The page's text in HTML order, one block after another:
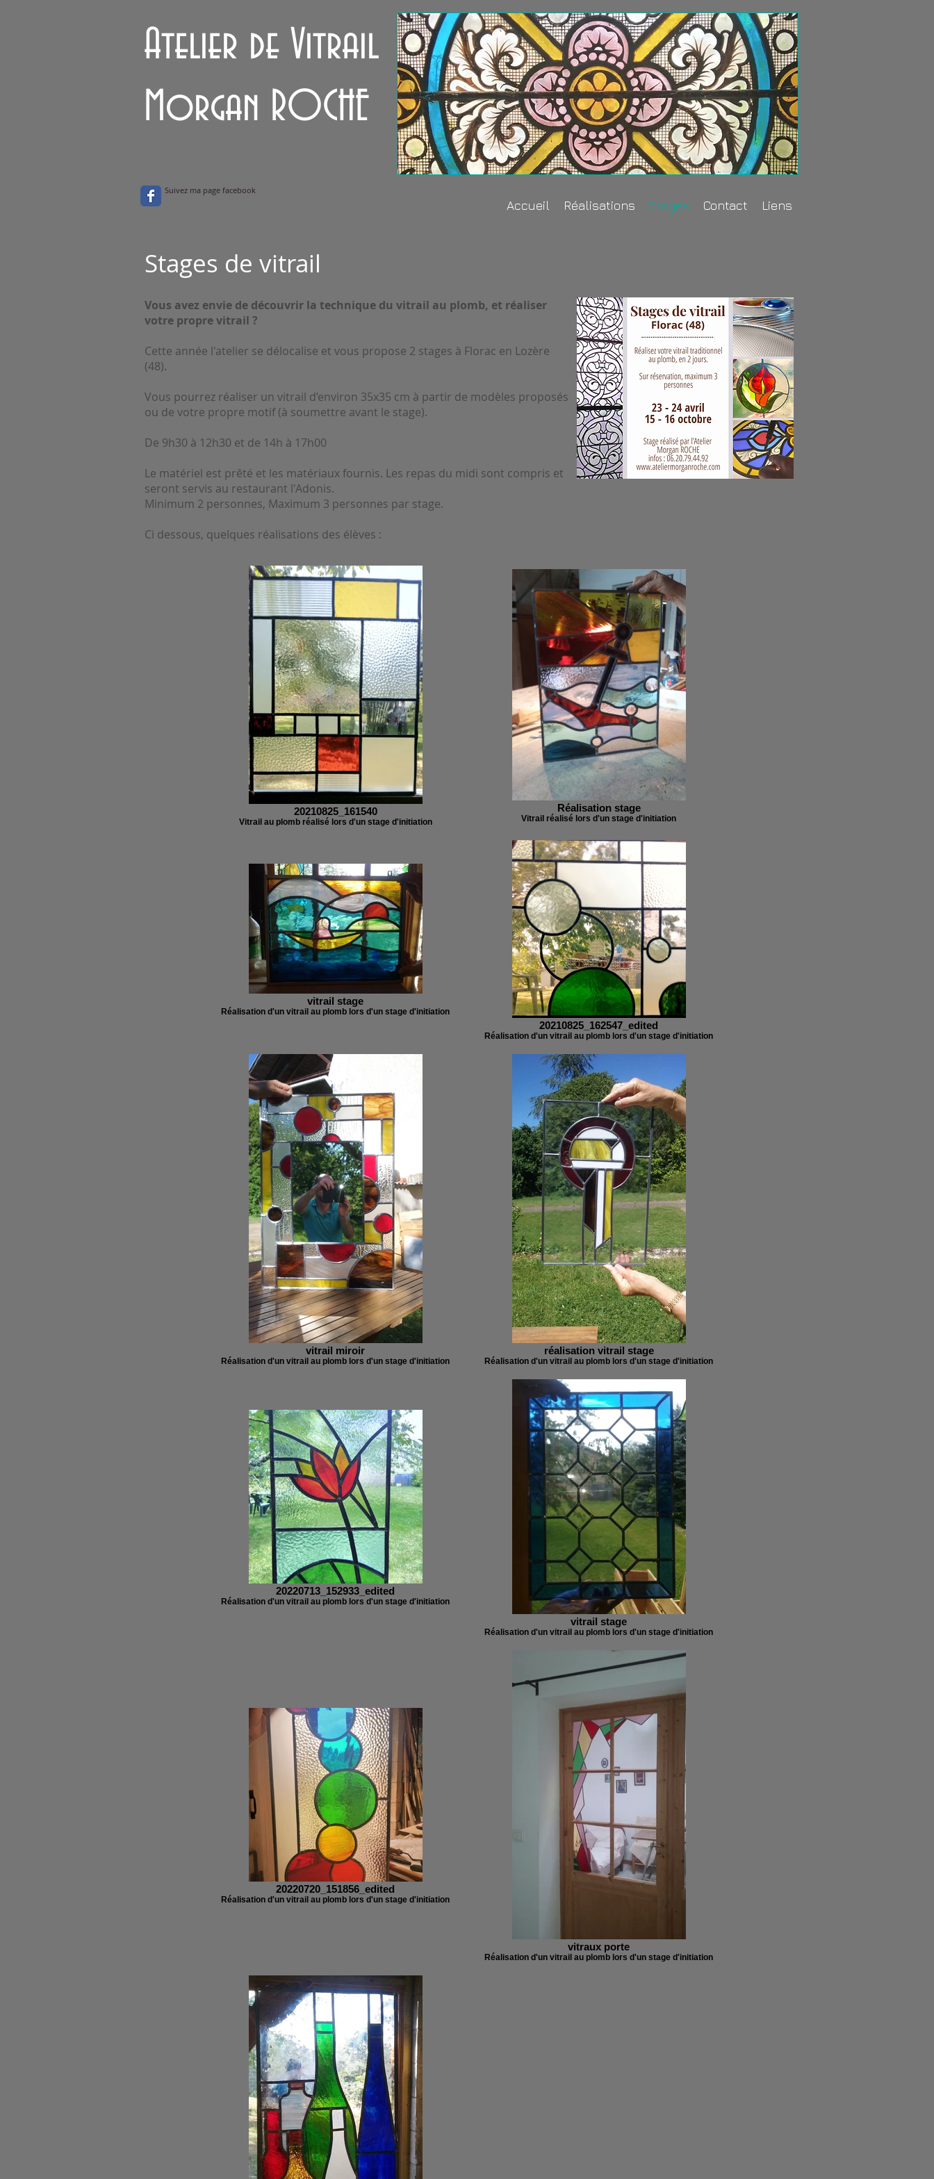
Atelier de Vitrail
Morgan ROCHE
Suivez ma page facebook
Accueil Réalisations Stages Contact Liens
Stages de vitrail
Vous avez envie de découvrir la technique du vitrail au plomb, et réaliser
votre propre vitrail ?
Cette année l'atelier se délocalise et vous propose 2 stages à Florac en Lozère
(48).
Vous pourrez réaliser un vitrail d’environ 35x35 cm à partir de modèles proposés
ou de votre propre motif (à soumettre avant le stage).
De 9h30 à 12h30 et de 14h à 17h00
Le matériel est prêté et les matériaux fournis. Les repas du midi sont compris et
seront servis au restaurant l'Adonis.
Minimum 2 personnes, Maximum 3 personnes par stage.
Ci dessous, quelques réalisations des élèves :
20210825_161540
Vitrail au plomb réalisé lors d'un stage d'initiation
Réalisation stage
Vitrail réalisé lors d'un stage d'initiation
vitrail stage
Réalisation d'un vitrail au plomb lors d'un stage d'initiation
20210825_162547_edited
Réalisation d'un vitrail au plomb lors d'un stage d'initiation
vitrail miroir
Réalisation d'un vitrail au plomb lors d'un stage d'initiation
réalisation vitrail stage
Réalisation d'un vitrail au plomb lors d'un stage d'initiation
20220713_152933_edited
Réalisation d'un vitrail au plomb lors d'un stage d'initiation
vitrail stage
Réalisation d'un vitrail au plomb lors d'un stage d'initiation
20220720_151856_edited
Réalisation d'un vitrail au plomb lors d'un stage d'initiation
vitraux porte
Réalisation d'un vitrail au plomb lors d'un stage d'initiation